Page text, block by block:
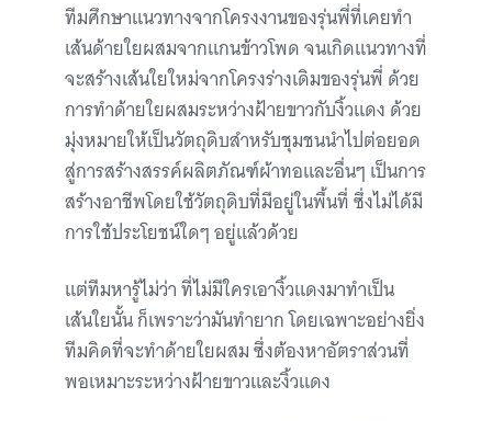
ทีมศึกษาแนวทางจากโครงงานของรุ่นพี่ที่เคยทำ
เส้นด้ายใยผสมจากแกนข้าวโพด จนเกิดแนวทางที่
จะสร้างเส้นใยใหม่จากโครงร่างเดิมของรุ่นพี่ ด้วย
การทำด้ายใยผสมระหว่างฝ้ายขาวกับงิ้วแดง ด้วย
มุ่งหมายให้เป็นวัตถุดิบสำหรับชุมชนนำไปต่อยอด
สู่การสร้างสรรค์ผลิตภัณฑ์ผ้าทอและอื่นๆ เป็นการ
สร้างอาชีพโดยใช้วัตถุดิบที่มีอยู่ในพื้นที่ ซึ่งไม่ได้มี
การใช้ประโยชน์ใดๆ อยู่แล้วด้วย
แต่ทีมหารู้ไม่ว่า ที่ไม่มีใครเอางิ้วแดงมาทำเป็น
เส้นใยนั้น ก็เพราะว่ามันทำยาก โดยเฉพาะอย่างยิ่ง
ทีมคิดที่จะทำด้ายใยผสม ซึ่งต้องหาอัตราส่วนที่
พอเหมาะระหว่างฝ้ายขาวและงิ้วแดง